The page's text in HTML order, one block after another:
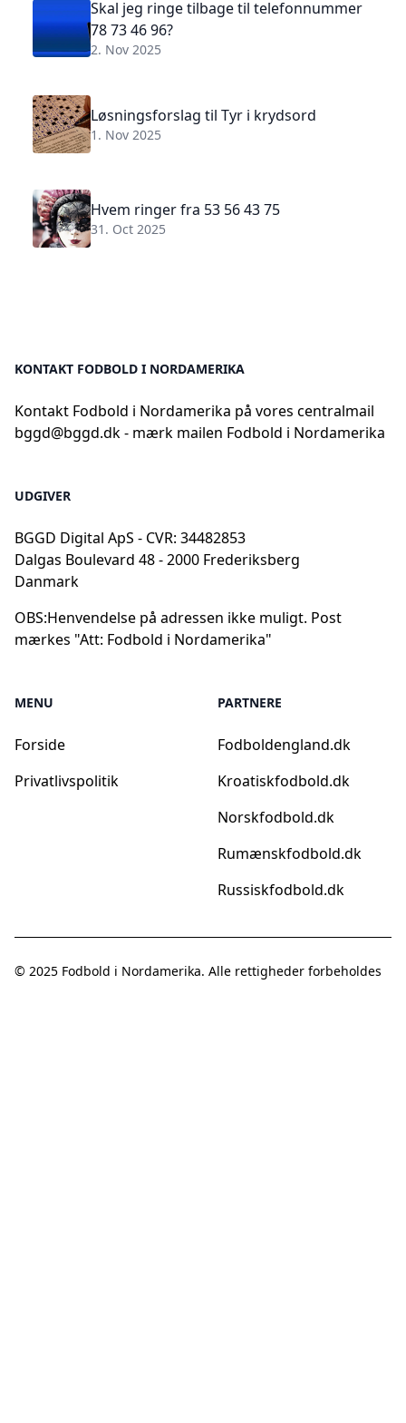
Skal jeg ringe tilbage til telefonnummer
78 73 46 96?
2. Nov 2025
Løsningsforslag til Tyr i krydsord
1. Nov 2025
Hvem ringer fra 53 56 43 75
31. Oct 2025
KONTAKT FODBOLD I NORDAMERIKA
Kontakt Fodbold i Nordamerika på vores centralmail
bggd@bggd.dk- mærk mailen Fodbold i Nordamerika
UDGIVER
BGGD Digital ApS - CVR: 34482853
Dalgas Boulevard 48 - 2000 Frederiksberg
Danmark
OBS:Henvendelse på adressen ikke muligt. Post
mærkes "Att: Fodbold i Nordamerika"
MENU
Forside
Privatlivspolitik
PARTNERE
Fodboldengland.dk
Kroatiskfodbold.dk
Norskfodbold.dk
Rumænskfodbold.dk
Russiskfodbold.dk
© 2025 Fodbold i Nordamerika. Alle rettigheder forbeholdes